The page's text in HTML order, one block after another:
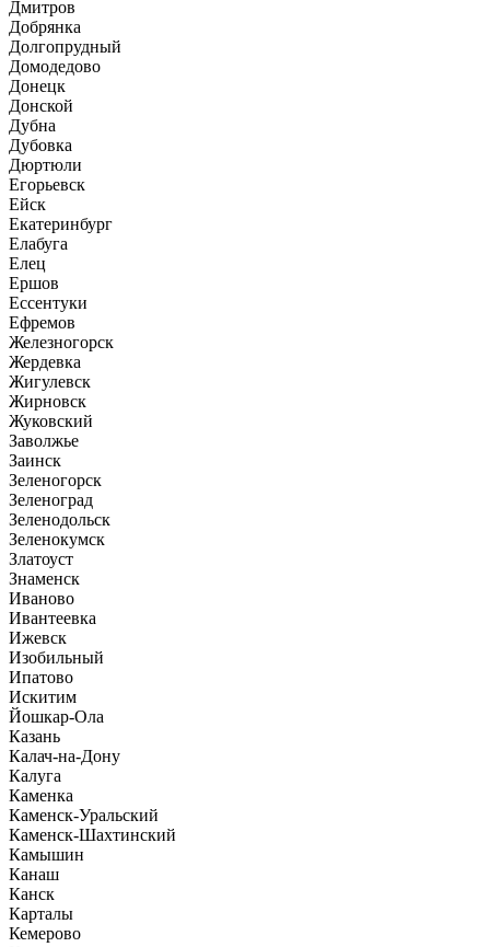
Дмитров
Добрянка
Долгопрудный
Домодедово
Донецк
Донской
Дубна
Дубовка
Дюртюли
Егорьевск
Ейск
Екатеринбург
Елабуга
Елец
Ершов
Ессентуки
Ефремов
Железногорск
Жердевка
Жигулевск
Жирновск
Жуковский
Заволжье
Заинск
Зеленогорск
Зеленоград
Зеленодольск
Зеленокумск
Златоуст
Знаменск
Иваново
Ивантеевка
Ижевск
Изобильный
Ипатово
Искитим
Йошкар-Ола
Казань
Калач-на-Дону
Калуга
Каменка
Каменск-Уральский
Каменск-Шахтинский
Камышин
Канаш
Канск
Карталы
Кемерово